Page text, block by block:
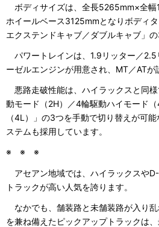
ボディサイズは、全長5265mm×全幅
ホイールベース3125mmとなりボディ
エクステンドキャブ／ダブルキャブ」
パワートレインは、1.9リッター／2.5
ーゼルエンジンが用意され、MT／ATが
悪路走破性能は、ハイラックスと同
動モード（2H）／4輪駆動ハイモード
（4L）」の3つを手動で切り替えが可
ステムも採用しています。
※ ※ ※
アセアン地域では、ハイラックスや
トラックが高い人気を誇ります。
なかでも、舗装路と未舗装路が入り
を兼ね備えたピックアップトラックは、